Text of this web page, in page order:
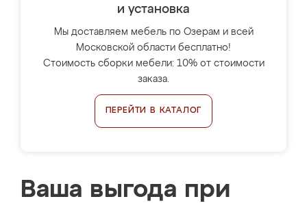
и установка
Мы доставляем мебель по Озерам и всей
Московской области бесплатно!
Стоимость сборки мебели: 10% от стоимости
заказа.
ПЕРЕЙТИ В КАТАЛОГ
Ваша выгода при